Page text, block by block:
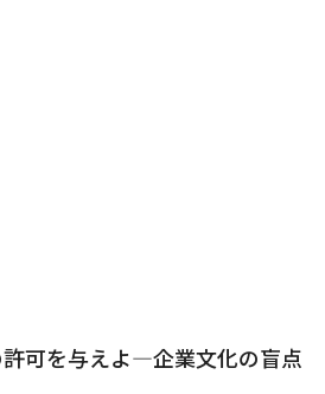
可を与えよ―企業文化の盲点